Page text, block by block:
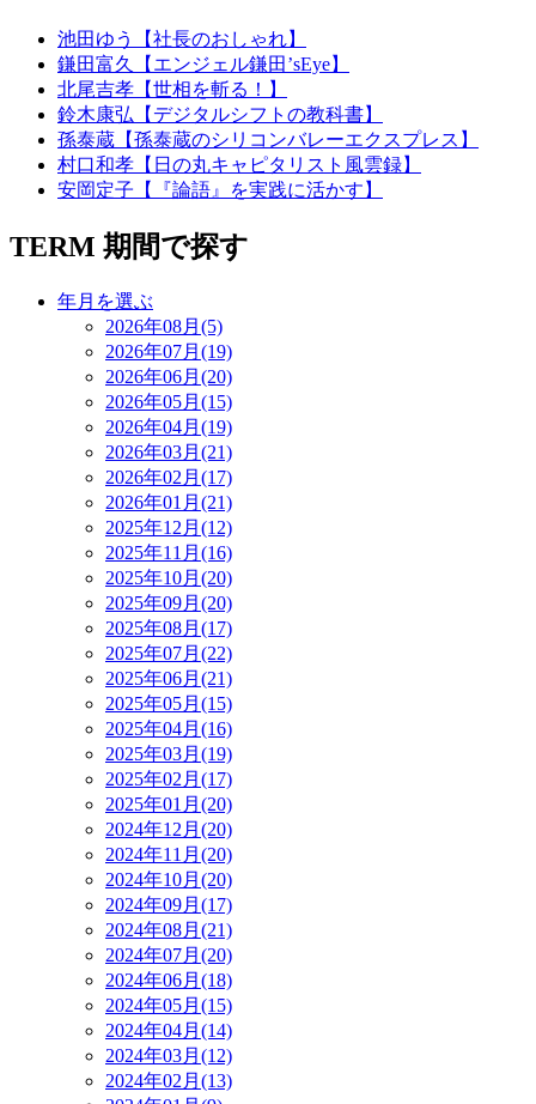
池田ゆう【社長のおしゃれ】
鎌田富久【エンジェル鎌田’sEye】
北尾吉孝【世相を斬る！】
鈴木康弘【デジタルシフトの教科書】
孫泰蔵【孫泰蔵のシリコンバレーエクスプレス】
村口和孝【日の丸キャピタリスト風雲録】
安岡定子【『論語』を実践に活かす】
TERM 期間で探す
年月を選ぶ
2026年08月(5)
2026年07月(19)
2026年06月(20)
2026年05月(15)
2026年04月(19)
2026年03月(21)
2026年02月(17)
2026年01月(21)
2025年12月(12)
2025年11月(16)
2025年10月(20)
2025年09月(20)
2025年08月(17)
2025年07月(22)
2025年06月(21)
2025年05月(15)
2025年04月(16)
2025年03月(19)
2025年02月(17)
2025年01月(20)
2024年12月(20)
2024年11月(20)
2024年10月(20)
2024年09月(17)
2024年08月(21)
2024年07月(20)
2024年06月(18)
2024年05月(15)
2024年04月(14)
2024年03月(12)
2024年02月(13)